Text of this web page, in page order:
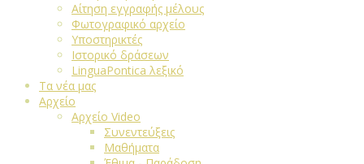
Αίτηση εγγραφής μέλους
Φωτογραφικό αρχείο
Υποστηρικτές
Ιστορικό δράσεων
LinguaPontica λεξικό
Τα νέα μας
Αρχείο
Αρχείο Video
Συνεντεύξεις
Μαθήματα